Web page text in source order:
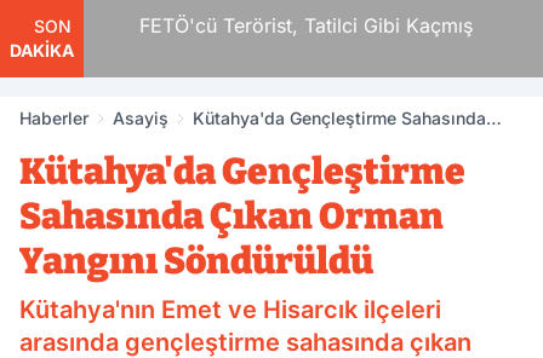
SON
DAKİKA
FETÖ'cü Terörist, Tatilci Gibi Kaçmış
Haberler Asayiş
Kütahya'da Gençleştirme Sahasında
Kütahya'da Gençleştirme
Sahasında Çıkan Orman
Yangını Söndürüldü
Kütahya'nın Emet ve Hisarcık ilçeleri
arasında gençleştirme sahasında çıkan